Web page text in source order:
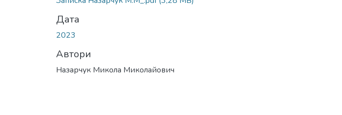
Дата
2023
Автори
Назарчук Микола Миколайович